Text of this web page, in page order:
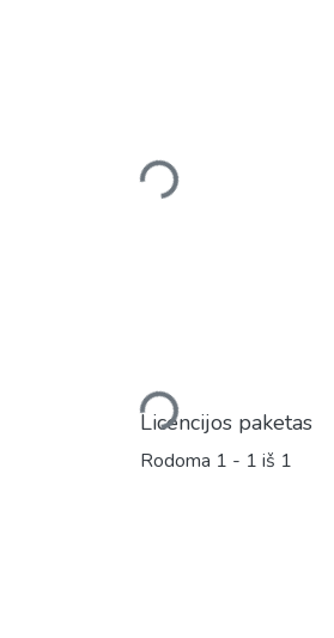
Įkeliama...
Įkeliama...
Licencijos paketas
Rodoma 1 - 1 iš 1